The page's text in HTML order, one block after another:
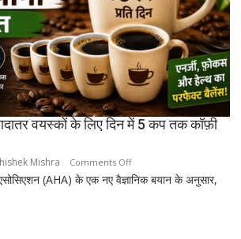
के
साथ
मांसपेशियों
की
मरम्मत
को
बेहतर
है
वयस्कों के लिए दिन में 5 कप तक कॉफ़ी
Mishra Comments Offon
स्टडी
(AHA) के एक नए वैज्ञानिक बयान के अनुसार,